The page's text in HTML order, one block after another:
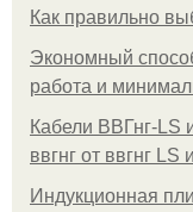
Как правильно
Экономный
работа и
Кабели ВВГнг-LS
ввгнг от ввгнг LS
Индукционная